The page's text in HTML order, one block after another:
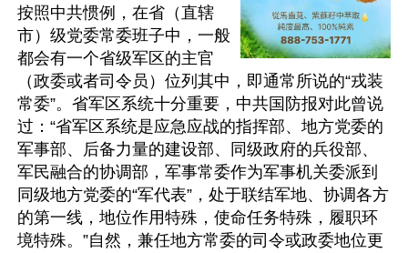
按照中共惯例，在省（直辖
市）级党委常委班子中，一般
都会有一个省级军区的主官
（政委或者司令员）位列其中，即通常所说的“戎装
常委”。省军区系统十分重要，中共国防报对此曾说
过：“省军区系统是应急应战的指挥部、地方党委的
军事部、后备力量的建设部、同级政府的兵役部、
军民融合的协调部，军事常委作为军事机关委派到
同级地方党委的“军代表”，处于联结军地、协调各方
的第一线，地位作用特殊，使命任务特殊，履职环
境特殊。”自然，兼任地方常委的司令或政委地位更